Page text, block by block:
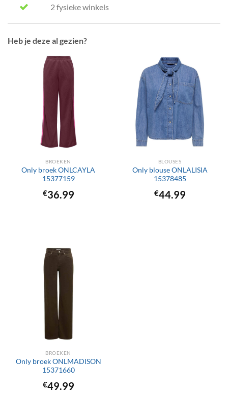
2 fysieke winkels
Heb je deze al gezien?
BROEKEN
Only broek ONLCAYLA
15377159
€36.99
BLOUSES
Only blouse ONLALISIA
15378485
€44.99
BROEKEN
Only broek ONLMADISON
15371660
€49.99